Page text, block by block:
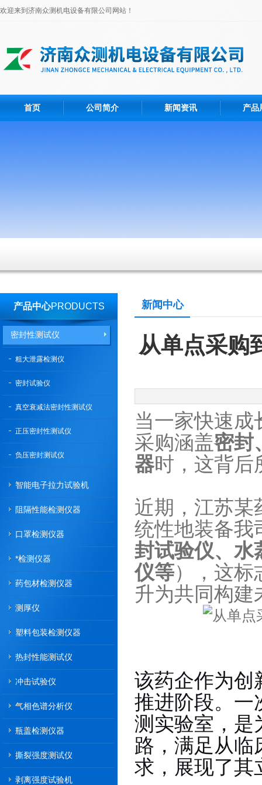
欢迎来到济南众测机电设备有限公司网站！
首页 公司简介 新闻资讯 产品
产品中心PRODUCTS
密封性测试仪
粗大泄露检测仪
密封试验仪
真空衰减法密封性测试仪
正压密封性测试仪
负压密封测试仪
智能电子拉力试验机
阻隔性能检测仪器
口罩检测仪器
*检测仪器
药包材检测仪器
测厚仪
塑料包装检测仪器
热封性能测试仪
冲击试验仪
气相色谱分析仪
瓶盖检测仪器
撕裂强度测试仪
剥离强度试验机
新闻中心
从单点采购
当一家快速成
采购涵盖密封
器时，这背后
近期，江苏某
统性地装备我
封试验仪、水
仪等），这标
升为共同构建
该药企作为创
推进阶段。一
测实验室，是
路，满足从临
求，展现了其